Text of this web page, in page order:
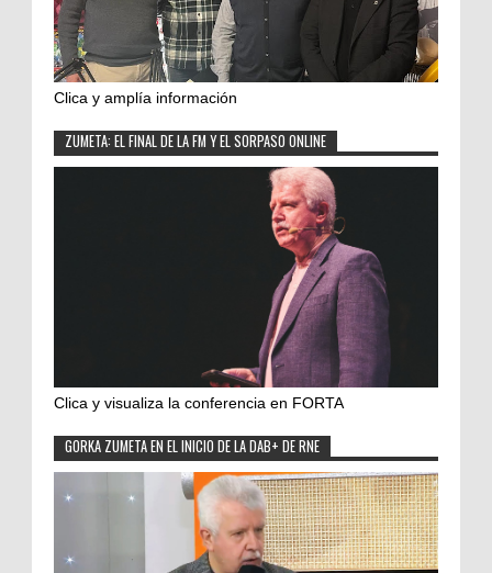
Clica y amplía información
ZUMETA: EL FINAL DE LA FM Y EL SORPASO ONLINE
Clica y visualiza la conferencia en FORTA
GORKA ZUMETA EN EL INICIO DE LA DAB+ DE RNE